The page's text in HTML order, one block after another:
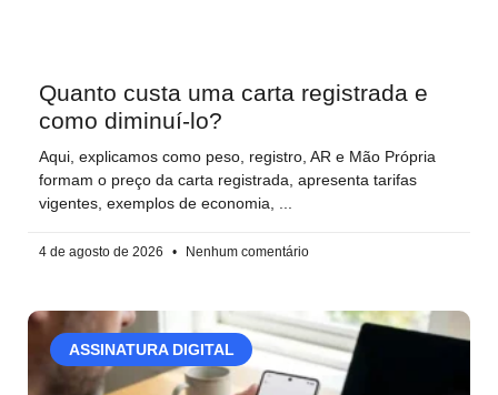
Quanto custa uma carta registrada e
como diminuí-lo?
Aqui, explicamos como peso, registro, AR e Mão Própria
formam o preço da carta registrada, apresenta tarifas
vigentes, exemplos de economia,
4 de agosto de 2026 Nenhum comentário
ASSINATURA DIGITAL